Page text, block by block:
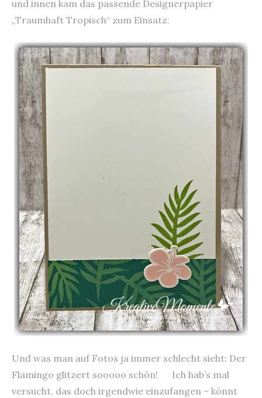
und innen kam das passende Designerpapier
„Traumhaft Tropisch“ zum Einsatz:
Und was man auf Fotos ja immer schlecht sieht: Der
Flamingo glitzert sooooo schön! Ich hab’s mal
versucht, das doch irgendwie einzufangen – könnt